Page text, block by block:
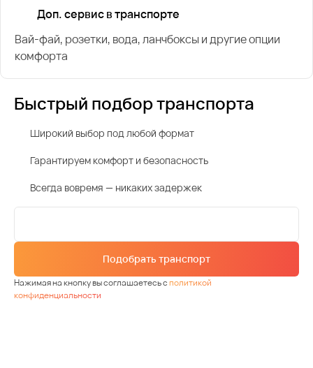
Доп. сервис в транспорте
Вай-фай, розетки, вода, ланчбоксы и другие опции
комфорта
Быстрый подбор транспорта
Широкий выбор под любой формат
Гарантируем комфорт и безопасность
Всегда вовремя — никаких задержек
Подобрать транспорт
Нажимая на кнопку вы соглашаетесь сполитикой
конфиденциальности